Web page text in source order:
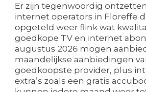
Er zijn tegenwoordig
internet operators in Floreffe
opgeteld weer flink wat
goedkope TV en internet
augustus 2026 mogen
maandelijkse aanbiedingen
goedkoopste provider, plus
extra’s zoals een gratis